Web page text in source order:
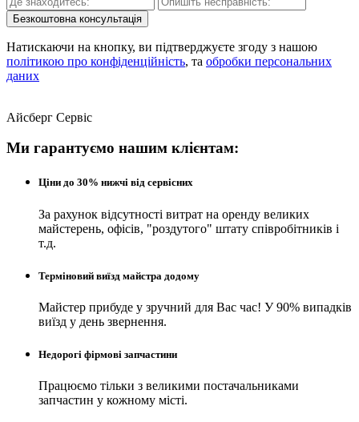
Безкоштовна консультація
Натискаючи на кнопку, ви підтверджуєте згоду з нашою
політикою про конфіденційність, та обробки персональних
даних
Айсберг Сервіс
Ми гарантуємо нашим клієнтам:
Ціни до 30% нижчі від сервісних
За рахунок відсутності витрат на оренду великих
майстерень, офісів, "роздутого" штату співробітників і
т.д.
Терміновий виїзд майстра додому
Майстер прибуде у зручний для Вас час! У 90% випадків
виїзд у день звернення.
Недорогі фірмові запчастини
Працюємо тільки з великими постачальниками
запчастин у кожному місті.